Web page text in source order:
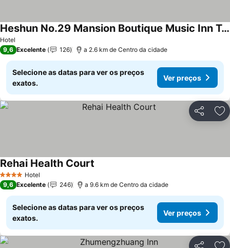
Hotel
Heshun No.29 Mansion Boutique Music Inn Tengchong
Ver preços
9,6 Excelente 126 a 2.6 km de Centro da cidade
Selecione as datas para ver os preços
exatos.
Ver preços
Partilhar
4 EstrelasHotel
Rehai Health Court
9,6 Excelente 246 a 9.6 km de Centro da cidade
Selecione as datas para ver os preços
exatos.
Ver preços